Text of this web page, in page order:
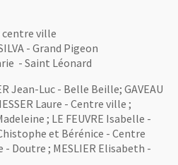
centre ville
- Grand Pigeon
- Saint Léonard
Jean-Luc - Belle Beille; GAVEAU
Laure - Centre ville ;
; LE FEUVRE Isabelle -
et Bérénice - Centre
Doutre ; MESLIER Elisabeth -